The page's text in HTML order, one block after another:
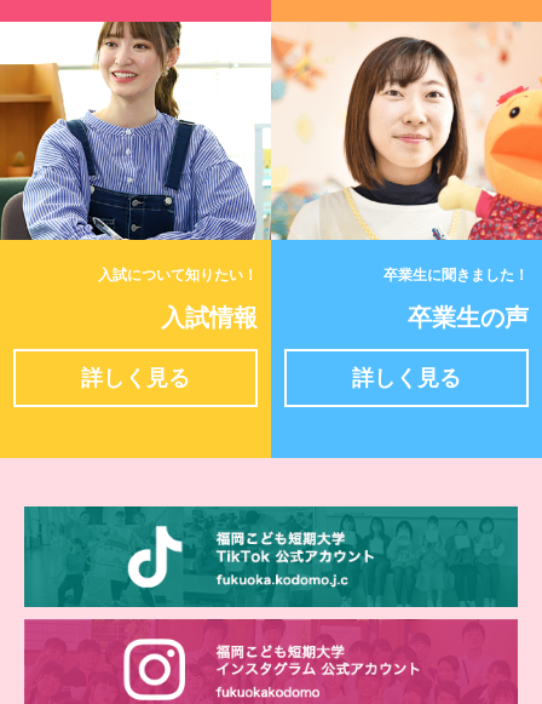
入試について知りたい！
入試情報
詳しく見る
卒業生に聞きました！
卒業生の声
詳しく見る